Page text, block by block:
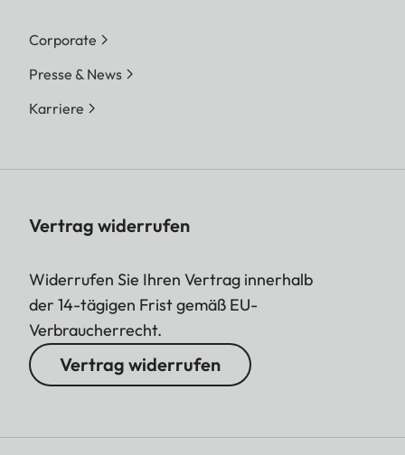
Corporate
Presse & News
Karriere
Vertrag widerrufen
Widerrufen Sie Ihren Vertrag innerhalb
der 14-tägigen Frist gemäß EU-
Verbraucherrecht.
Vertrag widerrufen